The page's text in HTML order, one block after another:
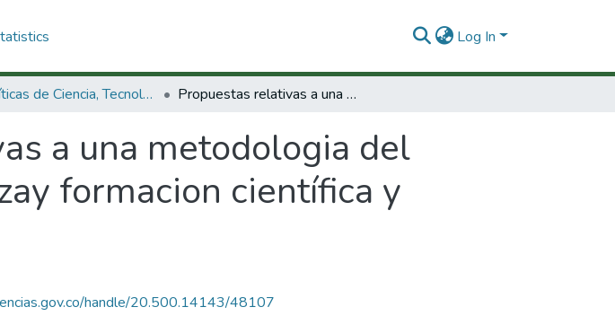
Log In
Políticas de Ciencia, Tecnología e Innovación Propuestas relativas a una metodologia del acopio de datossobreenseñanzay formacion científica y tecnología de tercer grado.
a una metodologia del
formacion científica y
handle/20.500.14143/48107